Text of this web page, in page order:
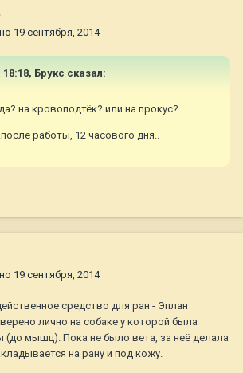
19 сентября, 2014
18:18, Брукс сказал:
на кровоподтёк? или на прокус?
работы, 12 часового дня..
19 сентября, 2014
средство для ран - Эплан
лично на собаке у которой была
(до мышц). Пока не было вета, за неё делала
на рану и под кожу.